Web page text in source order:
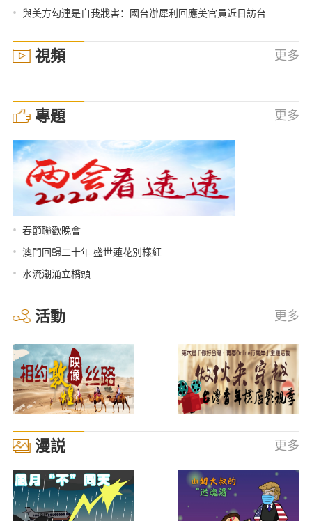
• 與美方勾連是自我戕害：國台辦犀利回應美官員近日訪台
視頻 更多
專題 更多
• 春節聯歡晚會
• 澳門回歸二十年 盛世蓮花別樣紅
• 水流潮涌立橋頭
活動 更多
漫説 更多